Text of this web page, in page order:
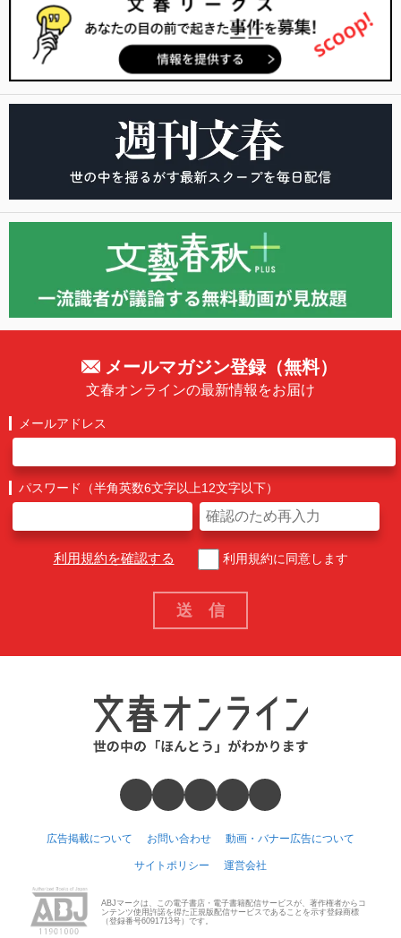
メールマガジン登録（無料）
文春オンラインの最新情報をお届け
メールアドレス
パスワード（半角英数6文字以上12文字以下）
利用規約を確認する 利用規約に同意します
広告掲載について お問い合わせ 動画・バナー広告について
サイトポリシー 運営会社
ABJマークは、この電子書店・電子書籍配信サービスが、著作権者からコ
ンテンツ使用許諾を得た正規版配信サービスであることを示す登録商標
（登録番号6091713号）です。